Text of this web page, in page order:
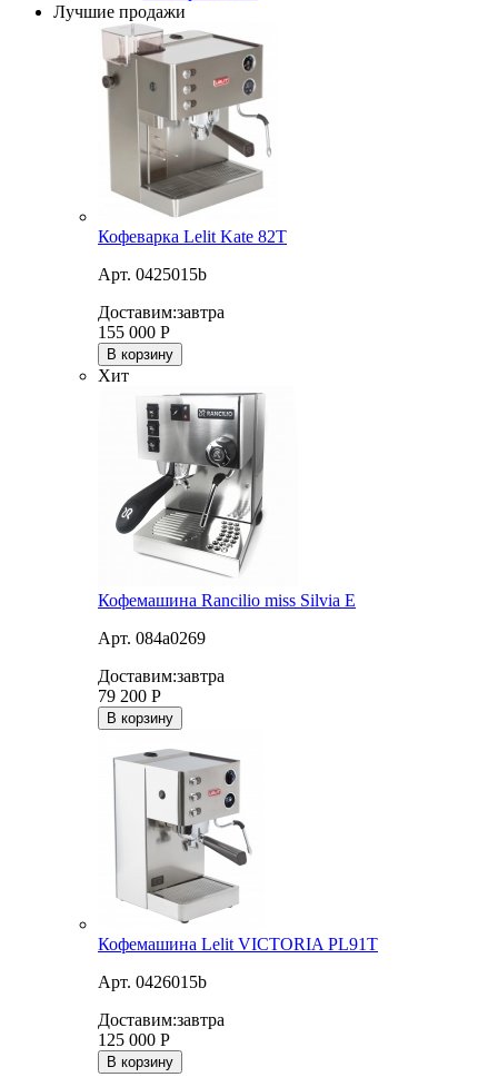
Лучшие продажи
Кофеварка Lelit Kate 82T
Арт. 0425015b
Доставим:завтра
155 000 Р
В корзину
Хит
Кофемашина Rancilio miss Silvia E
Арт. 084a0269
Доставим:завтра
79 200 Р
В корзину
Кофемашина Lelit VICTORIA PL91T
Арт. 0426015b
Доставим:завтра
125 000 Р
В корзину